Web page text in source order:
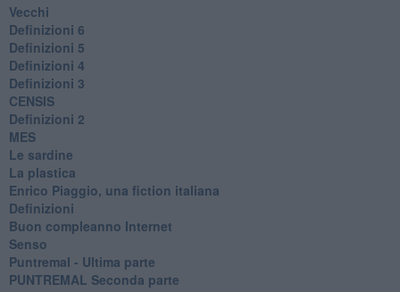
Vecchi
Definizioni 6
Definizioni 5
Definizioni 4
Definizioni 3
CENSIS
​Definizioni 2
MES
Le sardine
La plastica
​Enrico Piaggio, una fiction italiana
Definizioni
​Buon compleanno Internet
Senso
Puntremal - Ultima parte
PUNTREMAL Seconda parte